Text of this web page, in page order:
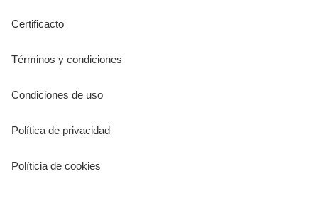
Certificacto
Términos y condiciones
Condiciones de uso
Política de privacidad
Políticia de cookies